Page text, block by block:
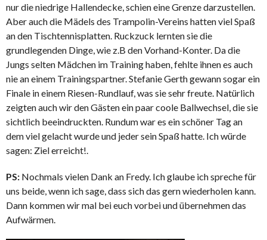
nur die niedrige Hallendecke, schien eine Grenze darzustellen.
Aber auch die Mädels des Trampolin-Vereins hatten viel Spaß
an den Tischtennisplatten. Ruckzuck lernten sie die
grundlegenden Dinge, wie z.B den Vorhand-Konter. Da die
Jungs selten Mädchen im Training haben, fehlte ihnen es auch
nie an einem Trainingspartner. Stefanie Gerth gewann sogar ein
Finale in einem Riesen-Rundlauf, was sie sehr freute. Natürlich
zeigten auch wir den Gästen ein paar coole Ballwechsel, die sie
sichtlich beeindruckten. Rundum war es ein schöner Tag an
dem viel gelacht wurde und jeder sein Spaß hatte. Ich würde
sagen: Ziel erreicht!.
PS: Nochmals vielen Dank an Fredy. Ich glaube ich spreche für
uns beide, wenn ich sage, dass sich das gern wiederholen kann.
Dann kommen wir mal bei euch vorbei und übernehmen das
Aufwärmen.